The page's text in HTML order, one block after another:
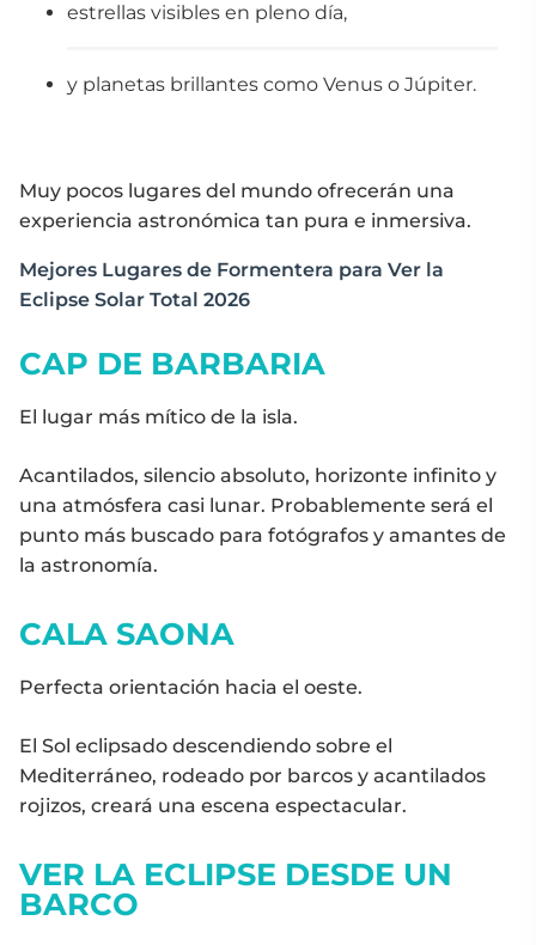
estrellas visibles en pleno día,
y planetas brillantes como Venus o Júpiter.
Muy pocos lugares del mundo ofrecerán una
experiencia astronómica tan pura e inmersiva.
Mejores Lugares de Formentera para Ver la
Eclipse Solar Total 2026
CAP DE BARBARIA
El lugar más mítico de la isla.
Acantilados, silencio absoluto, horizonte infinito y
una atmósfera casi lunar. Probablemente será el
punto más buscado para fotógrafos y amantes de
la astronomía.
CALA SAONA
Perfecta orientación hacia el oeste.
El Sol eclipsado descendiendo sobre el
Mediterráneo, rodeado por barcos y acantilados
rojizos, creará una escena espectacular.
VER LA ECLIPSE DESDE UN
BARCO